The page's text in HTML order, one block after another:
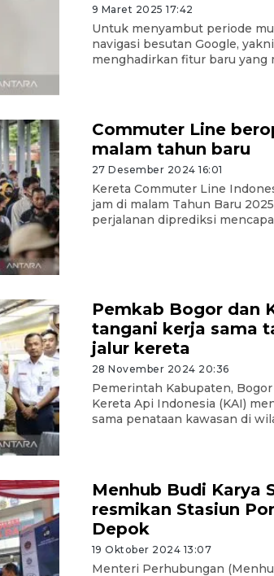
9 Maret 2025 17:42
Untuk menyambut periode
navigasi besutan Google,
menghadirkan fitur baru yang
Commuter Line
malam tahun baru
27 Desember 2024 16:01
Kereta Commuter Line
jam di malam Tahun Baru
perjalanan diprediksi
Pemkab Bogor dan
tangani kerja sama
jalur kereta
28 November 2024 20:36
Pemerintah Kabupaten, Bogor
Kereta Api Indonesia (KAI)
sama penataan kawasan di
Menhub Budi Karya
resmikan Stasiun
Depok
19 Oktober 2024 13:07
Menteri Perhubungan